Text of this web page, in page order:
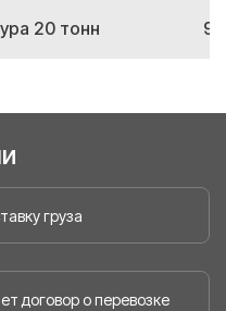
20 тонн
груза
договор о перевозке